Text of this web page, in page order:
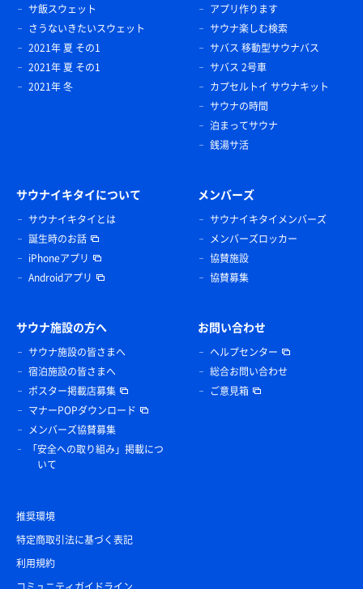
サ飯スウェット
さうないきたいスウェット
2021年 夏 その1
2021年 夏 その1
2021年 冬
アプリ作ります
サウナ楽しむ検索
サバス 移動型サウナバス
サバス 2号車
カプセルトイ サウナキット
サウナの時間
泊まってサウナ
銭湯サ活
サウナイキタイについて
サウナイキタイとは
誕生時のお話
iPhoneアプリ
Androidアプリ
メンバーズ
サウナイキタイメンバーズ
メンバーズロッカー
協賛施設
協賛募集
サウナ施設の方へ
サウナ施設の皆さまへ
宿泊施設の皆さまへ
ポスター掲載店募集
マナーPOPダウンロード
メンバーズ協賛募集
「安全への取り組み」掲載につ
いて
お問い合わせ
ヘルプセンター
総合お問い合わせ
ご意見箱
推奨環境
特定商取引法に基づく表記
利用規約